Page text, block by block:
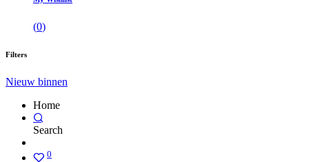
(0)
Filters
Nieuw binnen
Home
Search
0